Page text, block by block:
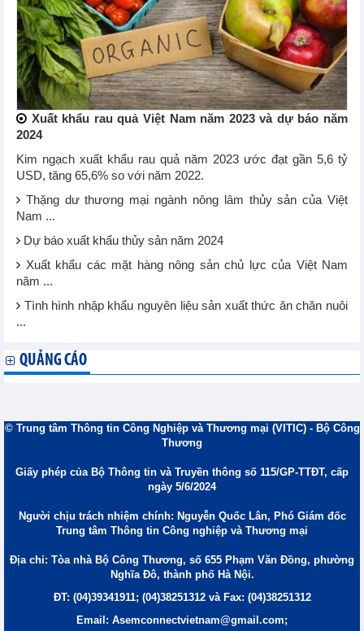
Xuất khẩu rau quả Việt Nam năm 2023 và dự báo năm
2024
Kim ngạch xuất khẩu rau quả năm 2023 ước đạt gần 5,6 tỷ
USD, tăng 65,6% so với năm 2022.
Thặng dư thương mại ngành nông lâm thủy sản của Việt
Nam ...
Dự báo xuất khẩu thủy sản năm 2024
Xuất khẩu các mặt hàng nông sản chủ lực của Việt Nam
năm ...
Tình hình nhập khẩu nguyên liệu sản xuất thức ăn chăn nuôi
...
QUẢNG CÁO
© Trung tâm Thông tin Công Nghiệp và Thương mại (VITIC) - Bộ Công
Thương
Giấy phép của Bộ Thông tin và Truyền thông số 115/GP-TTĐT, cấp
ngày 5/6/2024
Người chịu trách nhiệm chính: Nguyễn Quốc Lân, Phó Giám đốc
Trung tâm Thông tin Công nghiệp và Thương mại
Địa chỉ: Tòa nhà Bộ Công Thương, số 655 Phạm Văn Đồng, phường
Nghĩa Đô, thành phố Hà Nội.
ĐT: (04)39341911; (04)38251312 và Fax: (04)38251312
Email: Asemconnectvietnam@gmail.com;